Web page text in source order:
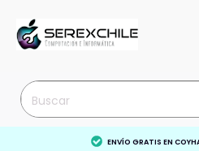
ENVÍO GRATIS EN